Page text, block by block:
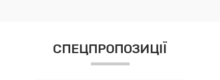
СПЕЦПРОПОЗИЦІЇ